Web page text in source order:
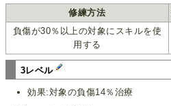
修練方法
負傷が30％以上の対象にスキルを使
用する
3レベル
効果:対象の負傷14％治療